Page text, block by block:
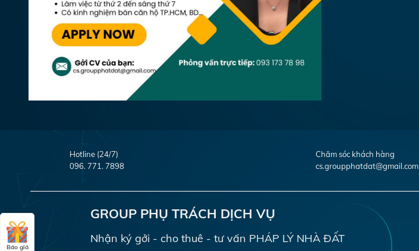
Hotline (24/7)
096. 771. 7898
Chăm sóc khách hàng
cs.groupphatdat@gmail.com
GROUP PHỤ TRÁCH DỊCH VỤ
Nhận ký gởi - cho thuê - tư vấn PHÁP LÝ NHÀ ĐẤT
Báo giá